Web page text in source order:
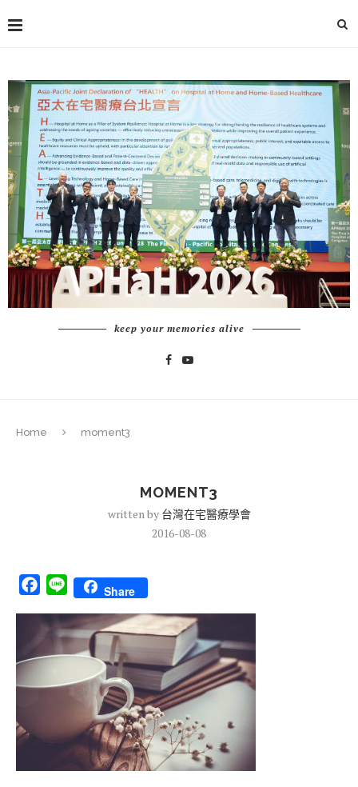
keep your memories alive
Home moment3
MOMENT3
written by 台灣在宅醫療學會
2016-08-08
Facebook
Line Share